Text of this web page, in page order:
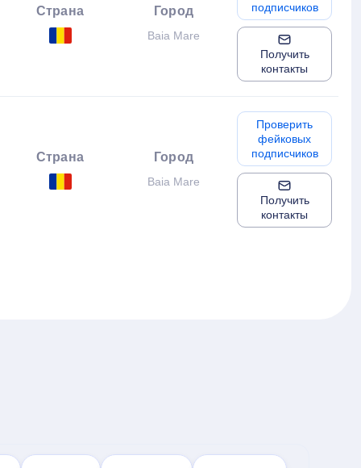
Страна Город
Baia Mare
подписчиков
Получить
контакты
Страна Город
Baia Mare
Проверить
фейковых
подписчиков
Получить
контакты